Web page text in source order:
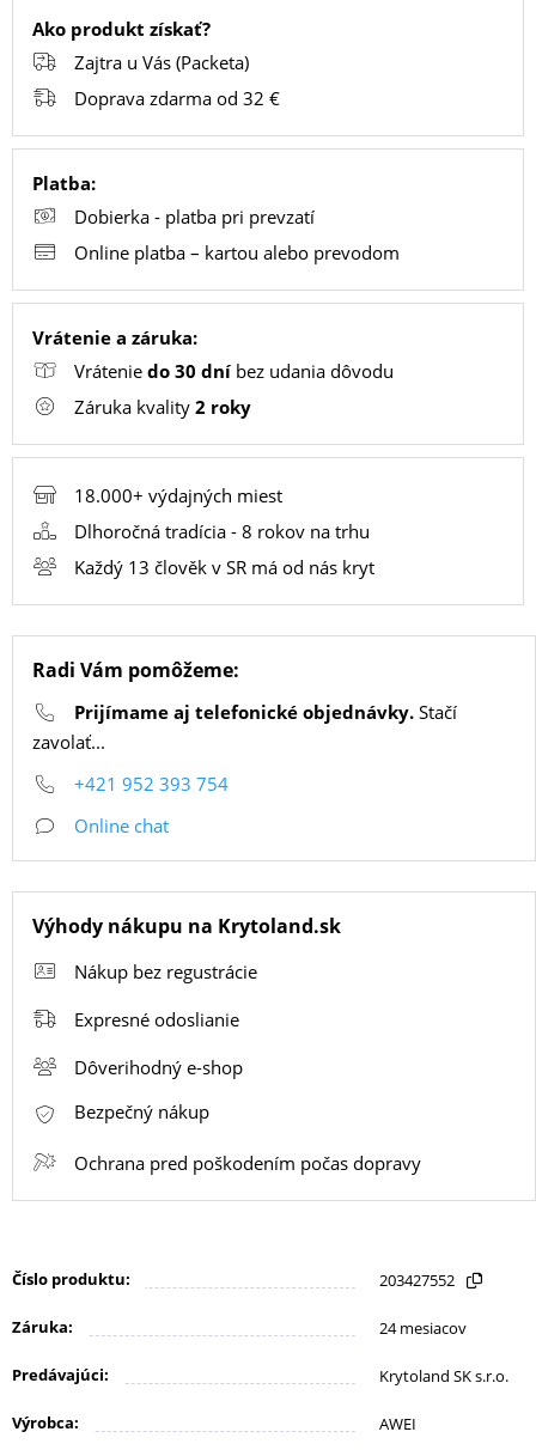
GAMING
SMART
DOMÁCNOSŤ
POPSOCKETY
HODINKY
PRÍSLUŠENSTVO
AUDIO-
VIDEO
MALÉ
SPOTREBIČE
KANCELÁRIA
ŽIVOTNÝ
A
Ako produkt získať?
Zajtra u Vás (Packeta)
Doprava zdarma od 32 €
Platba:
Dobierka - platba pri prevzatí
Online platba – kartou alebo prevodom
Vrátenie a záruka:
Vrátenie do 30 dní bez udania dôvodu
Záruka kvality 2 roky
18.000+ výdajných miest
Dlhoročná tradícia - 8 rokov na trhu
Každý 13 člověk v SR má od nás kryt
Radi Vám pomôžeme:
Prijímame aj telefonické objednávky. Stačí
zavolať...
+421 952 393 754
Online chat
Výhody nákupu na Krytoland.sk
Nákup bez regustrácie
Expresné odoslianie
Dôverihodný e-shop
Bezpečný nákup
Ochrana pred poškodením počas dopravy
Číslo produktu: 203427552
Záruka: 24 mesiacov
Predávajúci: Krytoland SK s.r.o.
Výrobca: AWEI